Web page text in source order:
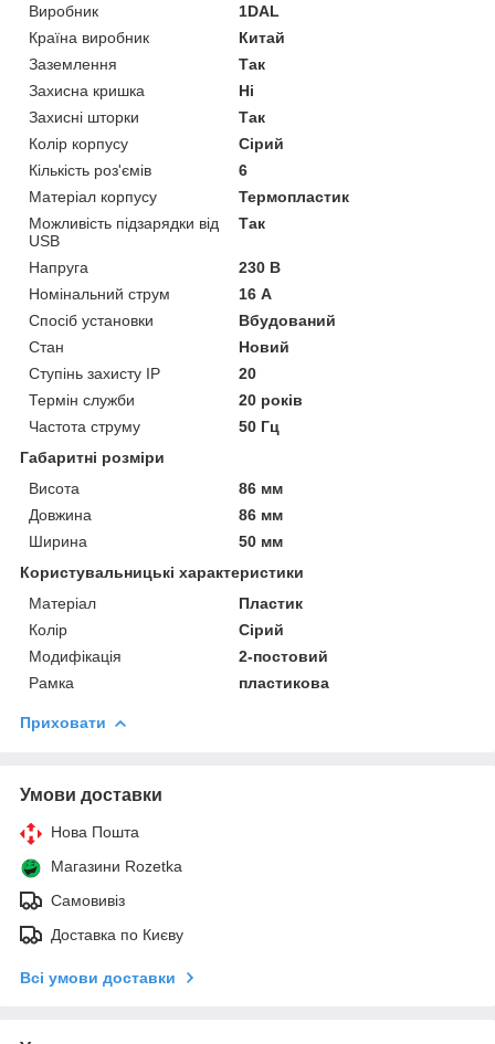
Виробник
1DAL
Країна виробник
Китай
Заземлення
Так
Захисна кришка
Ні
Захисні шторки
Так
Колір корпусу
Сірий
Кількість роз'ємів
6
Матеріал корпусу
Термопластик
Можливість підзарядки від
USB
Так
Напруга
230 В
Номінальний струм
16 А
Спосіб установки
Вбудований
Стан
Новий
Ступінь захисту IP
20
Термін служби
20 років
Частота струму
50 Гц
Габаритні розміри
Висота
86 мм
Довжина
86 мм
Ширина
50 мм
Користувальницькі характеристики
Матеріал
Пластик
Колір
Сірий
Модифікація
2-постовий
Рамка
пластикова
Приховати
Умови доставки
Нова Пошта
Магазини Rozetka
Самовивіз
Доставка по Києву
Всі умови доставки